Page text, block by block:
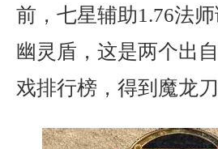
前，七星辅助1.76法
幽灵盾，这是两个出
戏排行榜，得到魔龙